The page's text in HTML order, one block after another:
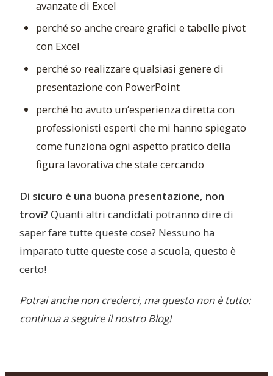
avanzate di Excel
perché so anche creare grafici e tabelle pivot
con Excel
perché so realizzare qualsiasi genere di
presentazione con PowerPoint
perché ho avuto un’esperienza diretta con
professionisti esperti che mi hanno spiegato
come funziona ogni aspetto pratico della
figura lavorativa che state cercando
Di sicuro è una buona presentazione, non
trovi? Quanti altri candidati potranno dire di
saper fare tutte queste cose? Nessuno ha
imparato tutte queste cose a scuola, questo è
certo!
Potrai anche non crederci, ma questo non è tutto:
continua a seguire il nostro Blog!